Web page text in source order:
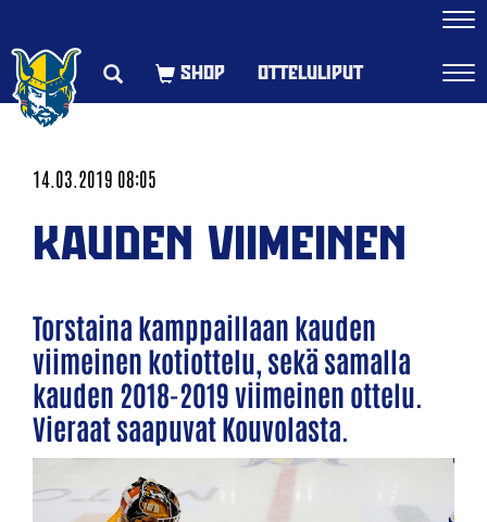
OTTELULIPUT
14.03.2019 08:05
KAUDEN VIIMEINEN
Torstaina kamppaillaan kauden
viimeinen kotiottelu, sekä samalla
kauden 2018-2019 viimeinen ottelu.
Vieraat saapuvat Kouvolasta.